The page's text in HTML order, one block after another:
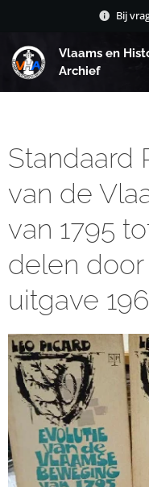
Bij
Vlaams en
Archief
Standaard
van de
van 1795
delen
uitgave